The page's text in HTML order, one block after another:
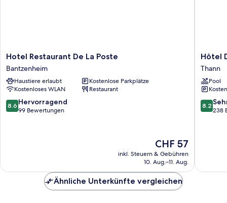
Hotel
Restaurant
De
La
Poste
Bantzenheim
Hotel Restaurant De La Poste
Bantzenheim
Haustiere erlaubt
Kostenlose Parkplätze
Kostenloses WLAN
Restaurant
8.6
von
8.6 Hervorragend
99 Bewertungen
Der
Preis
beträgt
CHF 57
inkl. Steuern & Gebühren
10. Aug.–11. Aug.
Hôtel
Du
Parc
Thann
Hôtel
Thann
Pool
8.2
von
8.2
238
Ähnliche Unterkünfte vergleichen